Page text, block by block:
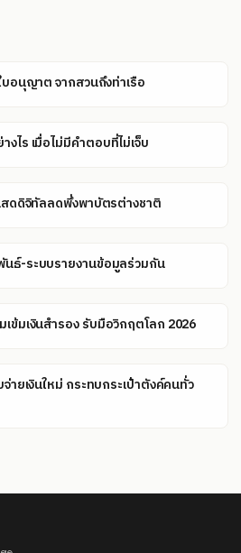
บอนุญาต จากสวนถึงท่าเรือ
ไร เมื่อไม่มีคำตอบที่ไม่เจ็บ
สดดิจิทัลลดพึ่งพาบัตรต่างชาติ
นธ์-ระบบรายงานข้อมูลร่วมกัน
ข้มเงินสำรอง รับมือวิกฤตโลก 2026
ายเงินใหม่ กระทบกระเป๋าตังค์คนทั่ว